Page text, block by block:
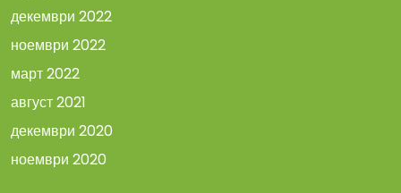
декември 2022
ноември 2022
март 2022
август 2021
декември 2020
ноември 2020